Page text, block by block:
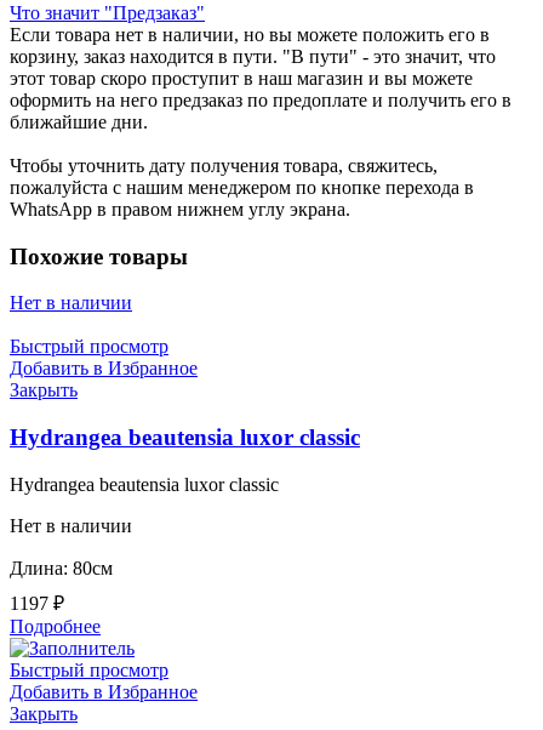
Что значит "Предзаказ"
Если товара нет в наличии, но вы можете положить его в
корзину, заказ находится в пути. "В пути" - это значит, что
этот товар скоро проступит в наш магазин и вы можете
оформить на него предзаказ по предоплате и получить его в
ближайшие дни.
Чтобы уточнить дату получения товара, свяжитесь,
пожалуйста с нашим менеджером по кнопке перехода в
WhatsApp в правом нижнем углу экрана.
Похожие товары
Нет в наличии
Быстрый просмотр
Добавить в Избранное
Закрыть
Hydrangea beautensia luxor classic
Hydrangea beautensia luxor classic
Нет в наличии
Длина: 80см
1197 ₽
Подробнее
Быстрый просмотр
Добавить в Избранное
Закрыть